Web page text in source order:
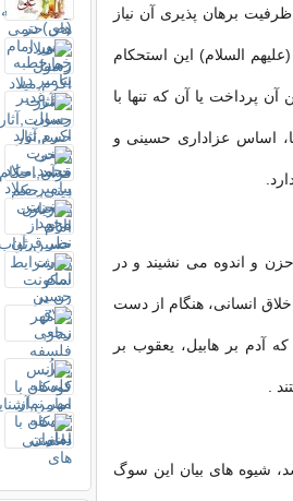
برهان پذیری آن نیاز
السلام) این استحكام
آن پرداخت یا آن كه تنها با
اساس عزاداری حسینی و
و اندوه می نشیند و در
انسانی، هنگام از دست
آدم بر هابیل، یعقوب بر
.
شیوه های بیان این سوگ